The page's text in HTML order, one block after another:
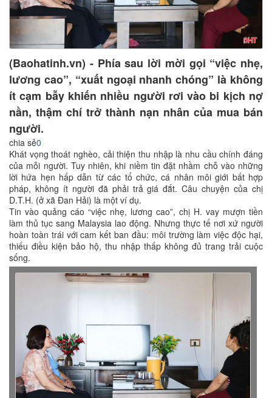
(Baohatinh.vn) - Phía sau lời mời gọi “việc nhẹ,
lương cao”, “xuất ngoại nhanh chóng” là không
ít cạm bẫy khiến nhiều người rơi vào bi kịch nợ
nần, thậm chí trở thành nạn nhân của mua bán
người.
chia sẻ0
Khát vọng thoát nghèo, cải thiện thu nhập là nhu cầu chính đáng
của mỗi người. Tuy nhiên, khi niềm tin đặt nhầm chỗ vào những
lời hứa hẹn hấp dẫn từ các tổ chức, cá nhân môi giới bất hợp
pháp, không ít người đã phải trả giá đắt. Câu chuyện của chị
D.T.H. (ở xã Đan Hải) là một ví dụ.
Tin vào quảng cáo “việc nhẹ, lương cao”, chị H. vay mượn tiền
làm thủ tục sang Malaysia lao động. Nhưng thực tế nơi xứ người
hoàn toàn trái với cam kết ban đầu: môi trường làm việc độc hại,
thiếu điều kiện bảo hộ, thu nhập thấp không đủ trang trải cuộc
sống.